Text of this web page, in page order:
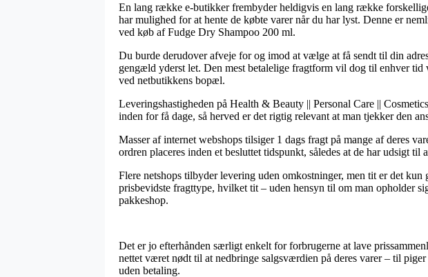
En lang række e-butikker frembyder heldigvis en lang række
har mulighed for at hente de købte varer når du har lyst. Denne er
ved køb af Fudge Dry Shampoo 200 ml.
Du burde derudover afveje for og imod at vælge at få sendt til din
gengæld yderst let. Den mest betalelige fragtform vil dog til enhver
ved netbutikkens bopæl.
Leveringshastigheden på Health & Beauty || Personal Care ||
inden for få dage, så herved er det rigtig relevant at man tjekker den
Masser af internet webshops tilsiger 1 dags fragt på mange af deres
ordren placeres inden et besluttet tidspunkt, således at de har udsigt
Flere netshops tilbyder levering uden omkostninger, men tit er det
prisbevidste fragttype, hvilket tit – uden hensyn til om man opholder
pakkeshop.
Det er jo efterhånden særligt enkelt for forbrugerne at lave
nettet været nødt til at nedbringe salgsværdien på deres varer – til
uden betaling.